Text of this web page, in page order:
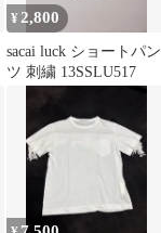
¥ 2,800
sacai luck ショートパン
ツ 刺繍 13SSLU517